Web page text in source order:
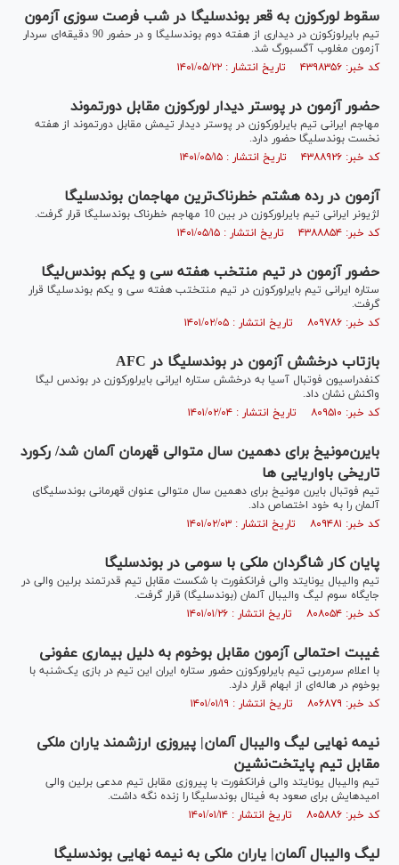
سقوط لورکوزن به قعر بوندسلیگا در شب فرصت سوزی آزمون
تیم بایرلوزکوزن در دیداری از هفته دوم بوندسلیگا و در حضور 90 دقیقه‌ای سردار
آزمون مغلوب آگسبورگ شد.
کد خبر: ۴۳۹۸۳۵۶ تاریخ انتشار : ۱۴۰۱/۰۵/۲۲
حضور آزمون در پوستر دیدار لورکوزن مقابل دورتموند
مهاجم ایرانی تیم بایرلورکوزن در پوستر دیدار تیمش مقابل دورتموند از هفته
نخست بوندسلیگا حضور دارد.
کد خبر: ۴۳۸۸۹۲۶ تاریخ انتشار : ۱۴۰۱/۰۵/۱۵
آزمون در رده هشتم خطرناک‌ترین مهاجمان بوندسلیگا
لژیونر ایرانی تیم بایرلورکوزن در بین 10 مهاجم خطرناک بوندسلیگا قرار گرفت.
کد خبر: ۴۳۸۸۸۵۴ تاریخ انتشار : ۱۴۰۱/۰۵/۱۵
حضور آزمون در تیم منتخب هفته سی و یکم بوندس‌لیگا
ستاره ایرانی تیم بایرلورکوزن در تیم منتختب هفته سی و یکم بوندسلیگا قرار
گرفت.
کد خبر: ۸۰۹۷۸۶ تاریخ انتشار : ۱۴۰۱/۰۲/۰۵
بازتاب درخشش آزمون در بوندسلیگا در AFC
کنفدراسیون فوتبال آسیا به درخشش ستاره ایرانی بایرلورکوزن در بوندس لیگا
واکنش نشان داد.
کد خبر: ۸۰۹۵۱۰ تاریخ انتشار : ۱۴۰۱/۰۲/۰۴
بایرن‌مونیخ برای دهمین سال متوالی قهرمان آلمان شد/ رکورد
تاریخی باواریایی ها
تیم فوتبال بایرن مونیخ برای دهمین سال متوالی عنوان قهرمانی بوندسلیگای
آلمان را به خود اختصاص داد.
کد خبر: ۸۰۹۴۸۱ تاریخ انتشار : ۱۴۰۱/۰۲/۰۳
پایان کار شاگردان ملکی با سومی در بوندسلیگا
تیم والیبال یونایتد والی فرانکفورت با شکست مقابل تیم قدرتمند برلین والی در
جایگاه سوم لیگ والیبال آلمان (بوندسلیگا) قرار گرفت.
کد خبر: ۸۰۸۰۵۴ تاریخ انتشار : ۱۴۰۱/۰۱/۲۶
غیبت احتمالی آزمون مقابل بوخوم به دلیل بیماری عفونی
با اعلام سرمربی تیم بایرلورکوزن حضور ستاره ایران این تیم در بازی یک‌شنبه با
بوخوم در هاله‌ای از ابهام قرار دارد.
کد خبر: ۸۰۶۸۷۹ تاریخ انتشار : ۱۴۰۱/۰۱/۱۹
نیمه نهایی لیگ والیبال آلمان| پیروزی ارزشمند یاران ملکی
مقابل تیم پایتخت‌نشین
تیم والیبال یونایتد والی فرانکفورت با پیروزی مقابل تیم مدعی برلین والی
امیدهایش برای صعود به فینال بوندسلیگا را زنده نگه داشت.
کد خبر: ۸۰۵۸۸۶ تاریخ انتشار : ۱۴۰۱/۰۱/۱۴
لیگ والیبال آلمان| یاران ملکی به نیمه نهایی بوندسلیگا